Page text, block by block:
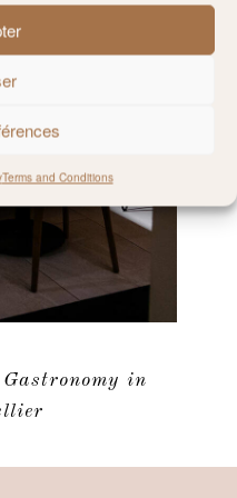
Terms and Conditions
Gastronomy in